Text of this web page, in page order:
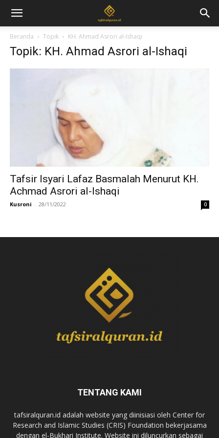
Beranda Topik KH. Ahmad Asrori al-Ishaqi
Topik: KH. Ahmad Asrori al-Ishaqi
Tafsir Isyari Lafaz Basmalah Menurut KH.
Achmad Asrori al-Ishaqi
Kusroni - 28/11/2022 0
TENTANG KAMI
tafsiralquran.id adalah website yang diinisiasi oleh Center for
Research and Islamic Studies (CRIS) Foundation bekerjasama
dengan el-Bukhari Institute. Website ini diluncurkan sebagai